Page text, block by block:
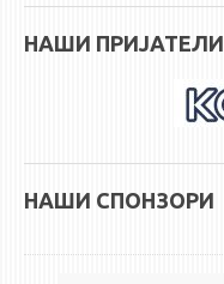
НАШИ ПРИЈАТЕЛИ
НАШИ СПОНЗОРИ